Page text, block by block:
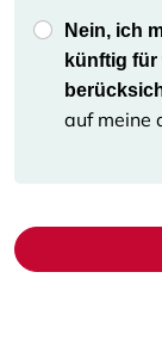
Nein, ich
künftig für
auf meine